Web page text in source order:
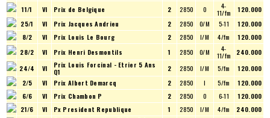
11/1
VI Prix de Belgique 2 2850 O 4-
11/fm
120.000
25/1
VI Prix Jacques Andrieu 2 2850 O/M 5-11
120.000
8/2
VI Prix Louis Le Bourg 2 2850 I/M 4/fm
120.000
28/2
VI Prix Henri Desmontils 1 2850 O/M 4-
11/fm
240.000
24/4
VI Prix Louis Forcinal - Etrier 5 Ans
Q1 2 2850 I/M 5/fm
120.000
2/5
VI Prix Albert Demarcq 2 2850 I 5/fm
120.000
6/6
VI Prix Chambon P 2 2850 O 6-11
120.000
21/6
VI Px President Republique 1 2850 I/M 4/fm
240.000